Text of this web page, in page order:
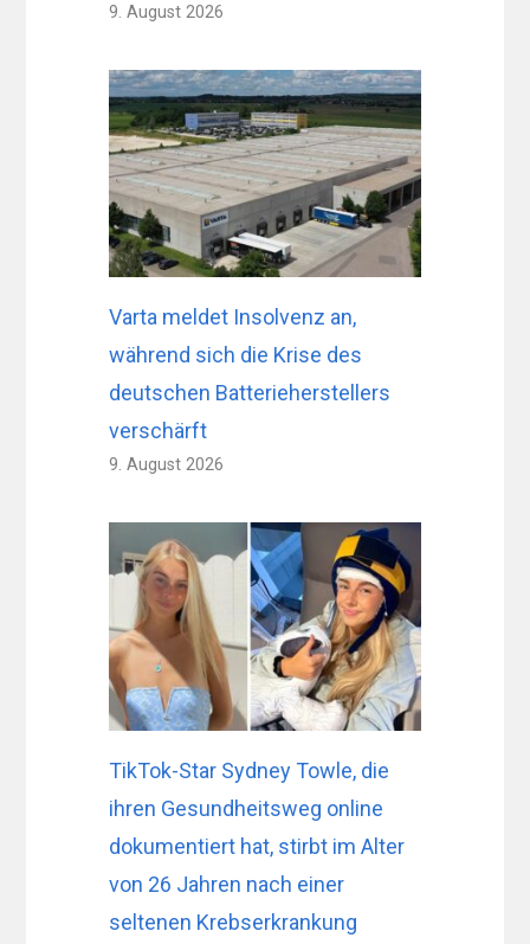
9. August 2026
Varta meldet Insolvenz an,
während sich die Krise des
deutschen Batterieherstellers
verschärft
9. August 2026
TikTok-Star Sydney Towle, die
ihren Gesundheitsweg online
dokumentiert hat, stirbt im Alter
von 26 Jahren nach einer
seltenen Krebserkrankung